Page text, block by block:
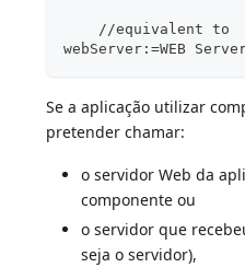
    //equivalent to
webServer:=WEB
Se a aplicação utilizar
pretender chamar:
o servidor Web da
componente ou
o servidor que
seja o servidor),